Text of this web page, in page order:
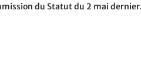
du Statut du 2 mai